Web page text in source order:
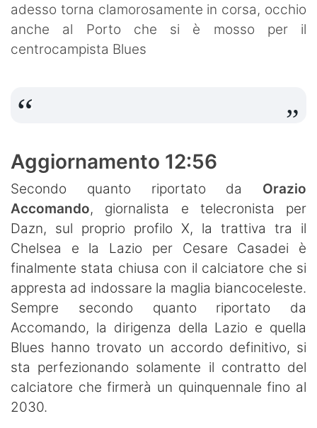
adesso torna clamorosamente in corsa, occhio
anche al Porto che si è mosso per il
centrocampista Blues
Aggiornamento 12:56
Secondo quanto riportato da Orazio
Accomando, giornalista e telecronista per
Dazn, sul proprio profilo X, la trattiva tra il
Chelsea e la Lazio per Cesare Casadei è
finalmente stata chiusa con il calciatore che si
appresta ad indossare la maglia biancoceleste.
Sempre secondo quanto riportato da
Accomando, la dirigenza della Lazio e quella
Blues hanno trovato un accordo definitivo, si
sta perfezionando solamente il contratto del
calciatore che firmerà un quinquennale fino al
2030.